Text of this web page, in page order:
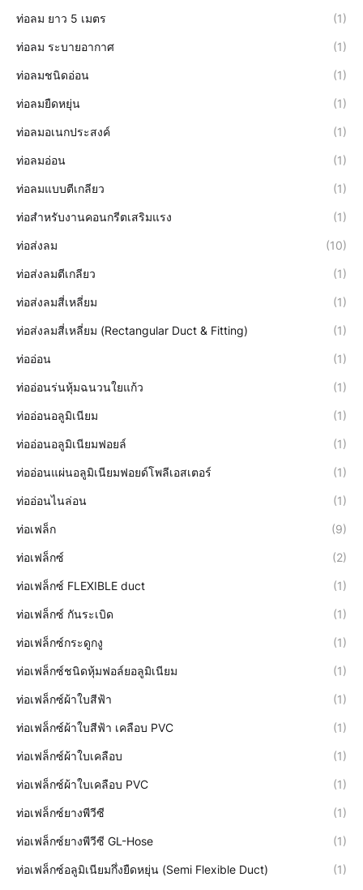
ท่อลม ยาว 5 เมตร (1)
ท่อลม ระบายอากาศ (1)
ท่อลมชนิดอ่อน (1)
ท่อลมยืดหยุ่น (1)
ท่อลมอเนกประสงค์ (1)
ท่อลมอ่อน (1)
ท่อลมแบบตีเกลียว (1)
ท่อสำหรับงานคอนกรีตเสริมแรง (1)
ท่อส่งลม (10)
ท่อส่งลมตีเกลียว (1)
ท่อส่งลมสี่เหลี่ยม (1)
ท่อส่งลมสี่เหลี่ยม (Rectangular Duct & Fitting) (1)
ท่ออ่อน (1)
ท่ออ่อนร่นหุ้มฉนวนใยแก้ว (1)
ท่ออ่อนอลูมิเนียม (1)
ท่ออ่อนอลูมิเนียมฟอยล์ (1)
ท่ออ่อนแผ่นอลูมิเนียมฟอยด์โพลีเอสเตอร์ (1)
ท่ออ่อนไนล่อน (1)
ท่อเฟล็ก (9)
ท่อเฟล็กซ์ (2)
ท่อเฟล็กซ์ FLEXIBLE duct (1)
ท่อเฟล็กซ์ กันระเบิด (1)
ท่อเฟล็กซ์กระดูกงู (1)
ท่อเฟล็กซ์ชนิดหุ้มฟอล์ยอลูมิเนียม (1)
ท่อเฟล็กซ์ผ้าใบสีฟ้า (1)
ท่อเฟล็กซ์ผ้าใบสีฟ้า เคลือบ PVC (1)
ท่อเฟล็กซ์ผ้าใบเคลือบ (1)
ท่อเฟล็กซ์ผ้าใบเคลือบ PVC (1)
ท่อเฟล็กซ์ยางพีวีซี (1)
ท่อเฟล็กซ์ยางพีวีซี GL-Hose (1)
ท่อเฟล็กซ์อลูมิเนียมกึ่งยืดหยุ่น (Semi Flexible Duct) (1)